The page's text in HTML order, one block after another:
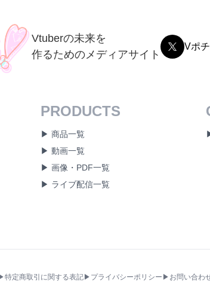
Vtuberの未来を
作るためのメディアサイト
Vポ
PRODUCTS
▶ 商品一覧
▶ 動画一覧
▶ 画像・PDF一覧
▶ ライブ配信一覧
特定商取引に関する表記▶プライバシーポリシー ▶お問い合わ